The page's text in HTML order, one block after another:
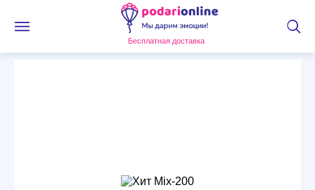
Бесплатная доставка